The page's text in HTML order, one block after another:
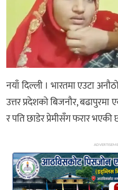
नयाँ दिल्ली । भारतमा एउटा
उत्तर प्रदेशको बिजनौर,
र पति छाडेर प्रेमीसँग फरार भएकी